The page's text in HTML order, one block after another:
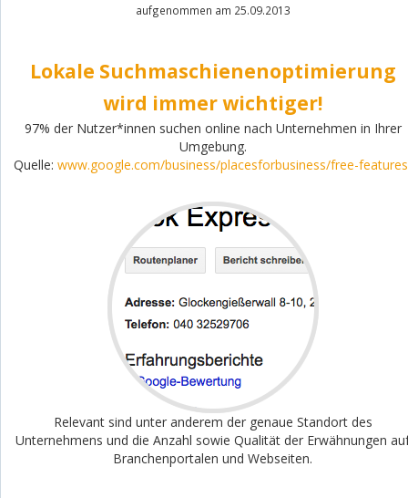
aufgenommen am 25.09.2013
Lokale Suchmaschienenoptimierung
wird immer wichtiger!
97% der Nutzer*innen suchen online nach Unternehmen in Ihrer
Umgebung.
Quelle: www.google.com/business/placesforbusiness/free-
Relevant sind unter anderem der genaue Standort des
Unternehmens und die Anzahl sowie Qualität der Erwähnungen
Branchenportalen und Webseiten.